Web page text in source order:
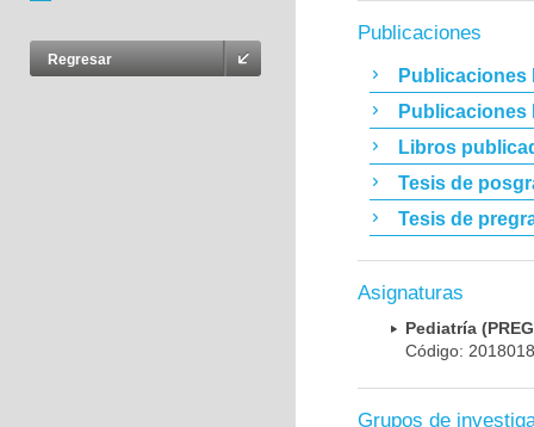
Regresar
Publicaciones
Publicaciones
Publicaciones
Libros
Tesis de
Tesis de
Asignaturas
Pediatría
Código:
Grupos de